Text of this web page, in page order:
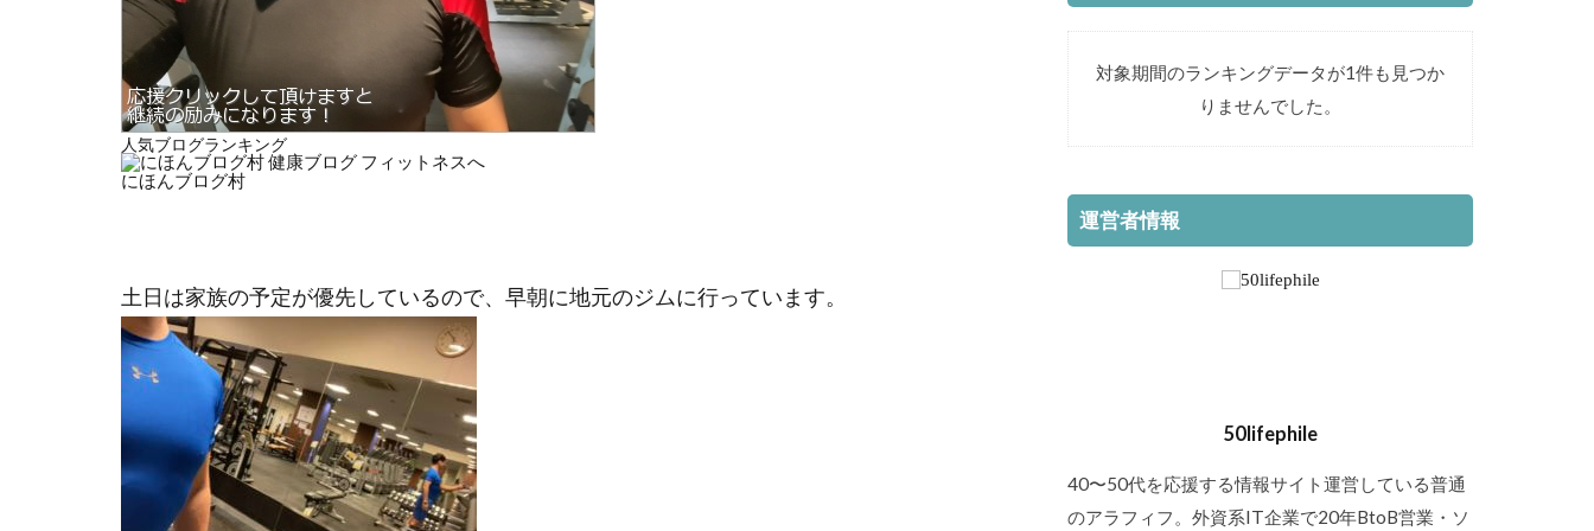
人気ブログランキング
にほんブログ村
土日は家族の予定が優先しているので、早朝に地元のジムに行っています。
対象期間のランキングデータが1件も見つか
りませんでした。
運営者情報
50lifephile
40〜50代を応援する情報サイト運営している普通
のアラフィフ。外資系IT企業で20年BtoB営業・ソ